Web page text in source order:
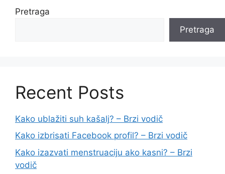
Pretraga
Pretraga
Recent Posts
Kako ublažiti suh kašalj? – Brzi vodič
Kako izbrisati Facebook profil? – Brzi vodič
Kako izazvati menstruaciju ako kasni? – Brzi
vodič